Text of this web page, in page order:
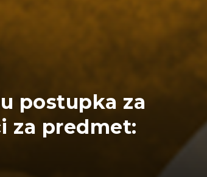
postupka za
za predmet: